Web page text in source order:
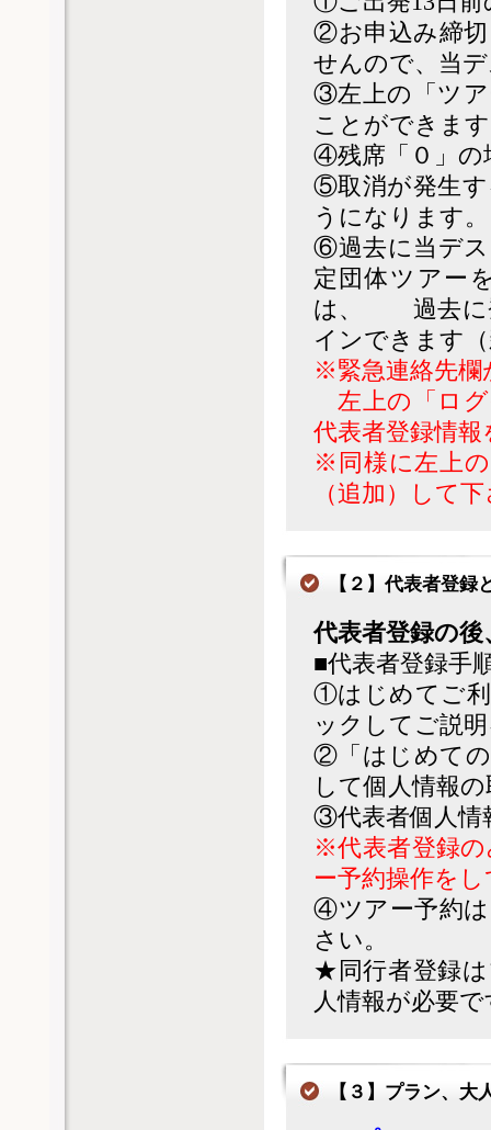
②お申込み締切
せんので、当
③左上の「ツア
ことができま
④残席「０」の
⑤取消が発生す
うになります。
⑥過去に当デス
定団体ツアー
は、 過去に
インできます
※緊急連絡先欄
左上の「ログ
代表者登録情
※同様に左上
（追加）して
【２】代表者登録
代表者登録の
■代表者登録
①はじめてご利
ックしてご説
②「はじめての
して個人情報
③代表者個人情
※代表者登録
ー予約操作を
④ツアー予約は
さい。
★同行者登録は
人情報が必要
【３】プラン、大